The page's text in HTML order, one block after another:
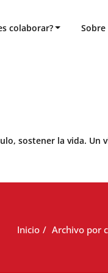
colaborar? Sobre
sostener la vida. Un
Inicio Archivo por